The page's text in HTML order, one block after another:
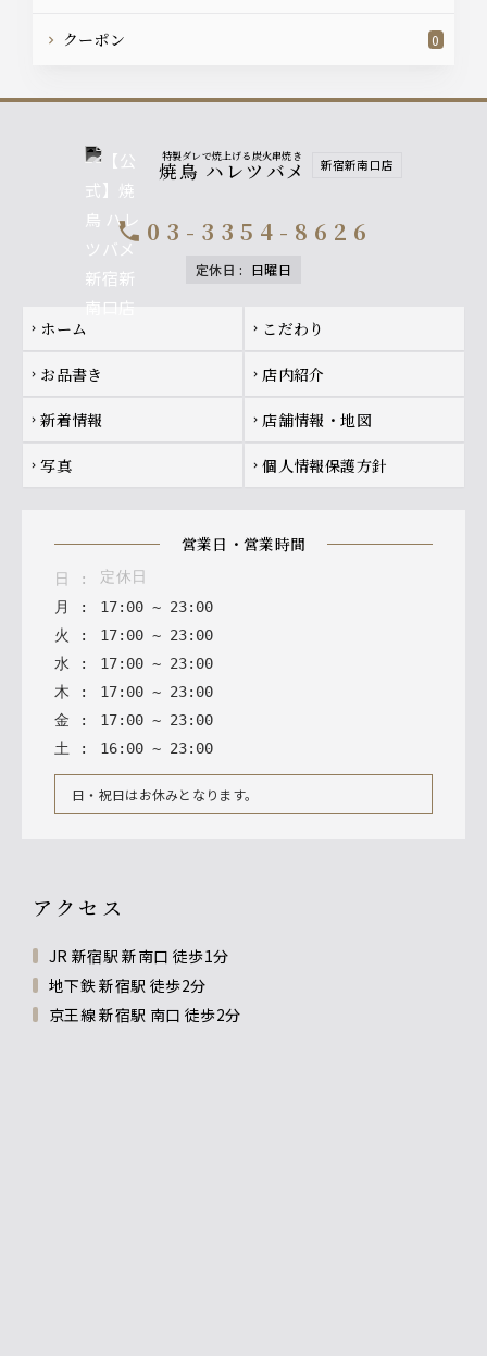
クーポン 0
特製ダレで焼上げる炭火串焼き
焼鳥 ハレツバメ 新宿新南口店
call 03-3354-8626
定休日 : 日曜日
Footer navigation
chevron_right ホーム chevron_right こだわり
chevron_right お品書き chevron_right 店内紹介
chevron_right 新着情報 chevron_right 店舗情報・地図
chevron_right 写真 chevron_right 個人情報保護方針
営業日・営業時間
日 :
定休日
月
: 17: 00 ~ 23: 00
火
: 17: 00 ~ 23: 00
水 : 17: 00 ~ 23: 00
木 : 17: 00 ~ 23: 00
金 : 17: 00 ~ 23: 00
土 : 16: 00 ~ 23: 00
日・祝日はお休みとなります。
アクセス
JR 新宿駅 新南口 徒歩1分
地下鉄 新宿駅 徒歩2分
京王線 新宿駅 南口 徒歩2分